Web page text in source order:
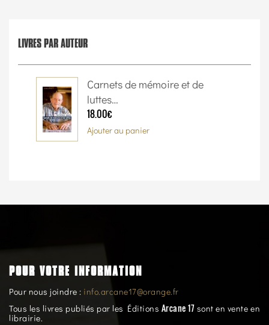
LIVRES PAR AUTEUR
Carnets de mémoire et de
luttes…
18.00€
Ajouter au panier
POUR VOTRE INFORMATION
Pour nous joindre : info.arcane17@orange.fr
Tous les livres publiés par les Éditions Arcane 17 sont en vente en
librairie.